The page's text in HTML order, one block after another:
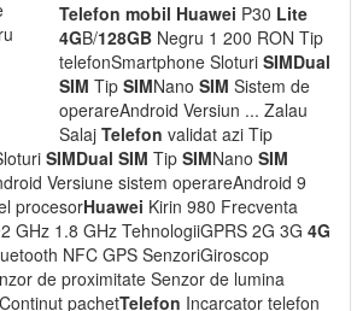
Telefon mobil Huawei P30 Lite
4GB/128GB Negru 1 200 RON Tip
telefonSmartphone Sloturi SIMDual
SIM Tip SIMNano SIM Sistem de
operareAndroid Versiun ... Zalau
Salaj Telefon validat azi Tip
SIMDual SIM Tip SIMNano SIM
Versiune sistem operareAndroid 9
procesorHuawei Kirin 980 Frecventa
GHz 1.8 GHz TehnologiiGPRS 2G 3G 4G
NFC GPS SenzoriGiroscop
de proximitate Senzor de lumina
pachetTelefon Incarcator telefon